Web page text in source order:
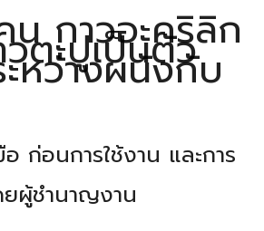
น กาวอะคริลิก
ตะปูเป็นตัว
หว่างผนังกับ
ก่อนการใช้งาน และการ
ผู้ชำนาญงาน